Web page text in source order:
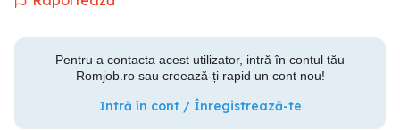
Pentru a contacta acest utilizator, intră în contul tău
Romjob.ro sau creează-ți rapid un cont nou!
Intră în cont / Înregistrează-te